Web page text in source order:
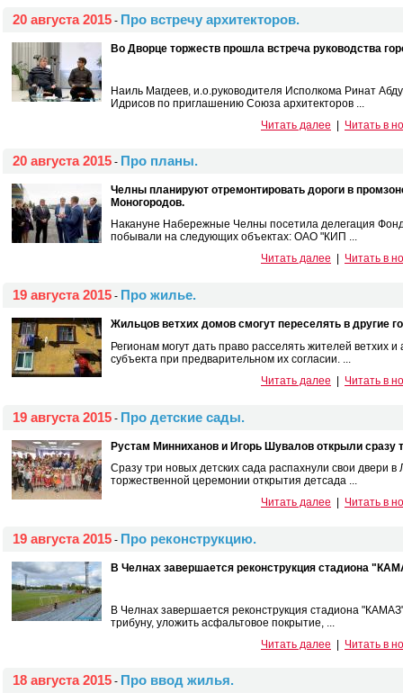
20 августа 2015 - Про встречу архитекторов.
Во Дворце торжеств прошла встреча руководства
Наиль Магдеев, и.о.руководителя Исполкома Ринат
Идрисов по приглашению Союза архитекторов ...
Читать далее | Читать в
20 августа 2015 - Про планы.
Челны планируют отремонтировать дороги в
Моногородов.
Накануне Набережные Челны посетила делегация
побывали на следующих объектах: ОАО "КИП ...
Читать далее
Читать в
19 августа 2015 - Про жилье.
Жильцов ветхих домов смогут переселять в другие
Регионам могут дать право расселять жителей ветхих
субъекта при предварительном их согласии. ...
Читать далее
Читать в
19 августа 2015 - Про детские сады.
Рустам Минниханов и Игорь Шувалов открыли сразу
Сразу три новых детских сада распахнули свои двери
торжественной церемонии открытия детсада ...
Читать далее
Читать в
19 августа 2015 - Про реконструкцию.
В Челнах завершается реконструкция стадиона
В Челнах завершается реконструкция стадиона
трибуну, уложить асфальтовое покрытие, ...
Читать далее | Читать в
18 августа 2015 - Про ввод жилья.